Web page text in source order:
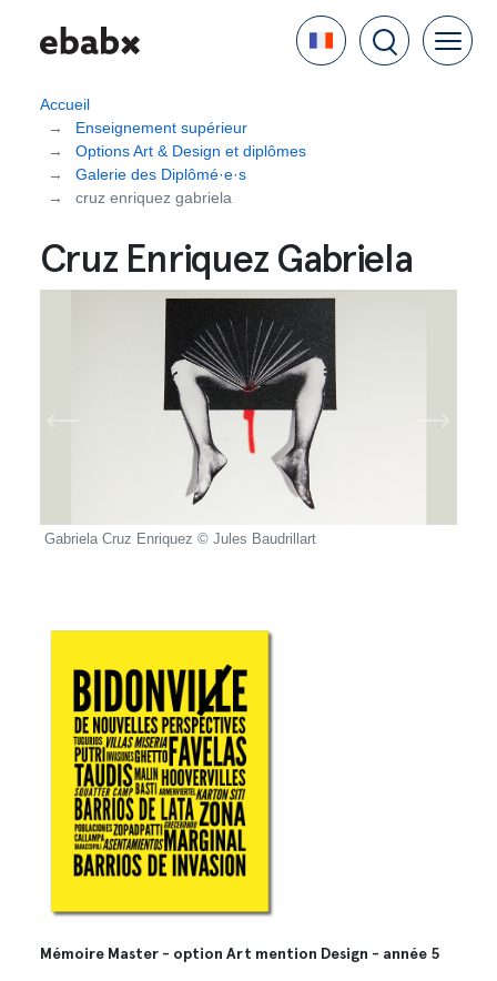
contenu
Language
Accueil
Enseignement supérieur
Options Art & Design et diplômes
Galerie des Diplômé·e·s
cruz enriquez gabriela
Cruz Enriquez Gabriela
Gabriela Cruz Enriquez © Jules Baudrillart
Mémoire Master - option Art mention Design - année 5